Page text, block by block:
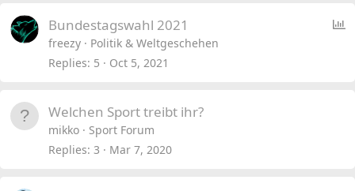
P
Bundestagswahl 2021
freezy
Politik & Weltgeschehen
Replies 5 Oct 5, 2021
Welchen Sport treibt ihr?
mikko
Sport Forum
Replies 3 Mar 7, 2020